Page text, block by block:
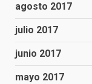
agosto 2017
julio 2017
junio 2017
mayo 2017